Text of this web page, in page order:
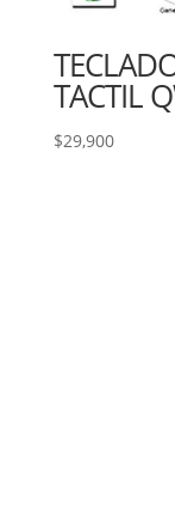
TACTIL
$29,900